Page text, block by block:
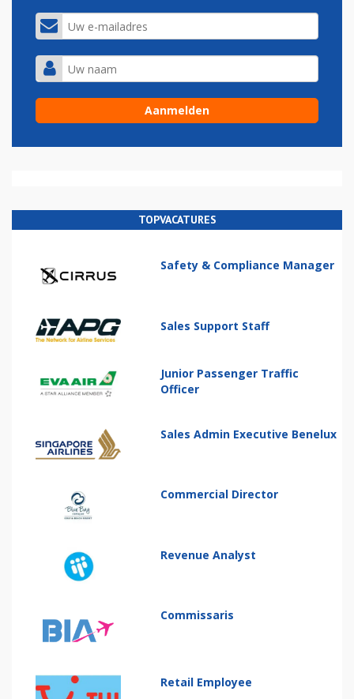
TOPVACATURES
Safety & Compliance Manager
Sales Support Staff
Junior Passenger Traffic
Officer
Sales Admin Executive Benelux
Commercial Director
Revenue Analyst
Commissaris
Retail Employee